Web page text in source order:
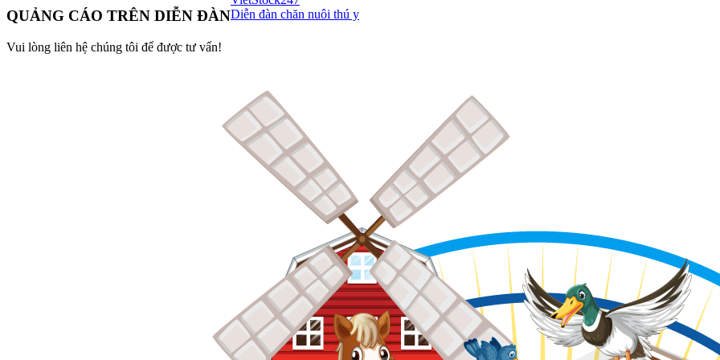
QUẢNG CÁO TRÊN DIỄN ĐÀN
Vui lòng liên hệ chúng tôi để được tư vấn!
Diễn đàn chăn nuôi thú y